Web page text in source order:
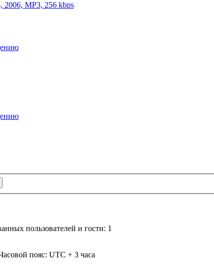
2006, MP3, 256 kbps
пользователей и гости: 1
пояс: UTC + 3 часа